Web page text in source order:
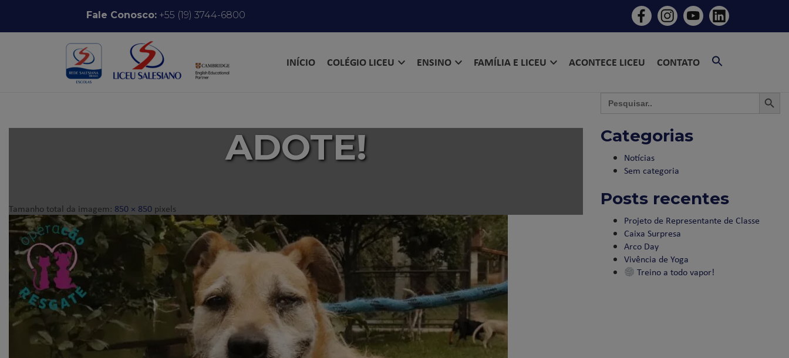
Pular para o conteúdoFale Conosco:+55 (19) 3744-6800
INÍCIO COLÉGIO LICEU ENSINO FAMÍLIA E LICEU ACONTECE LICEU CONTATO
ADOTE!
Tamanho total da imagem: 850 × 850 pixels
Search
for:
Categorias
Notícias
Sem categoria
Posts recentes
Projeto de Representante de Classe
Caixa Surpresa
Arco Day
Vivência de Yoga
Treino a todo vapor!